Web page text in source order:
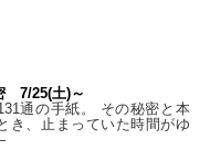
7/25(土)～
通の手紙。 その秘密と本
き、止まっていた時間がゆ